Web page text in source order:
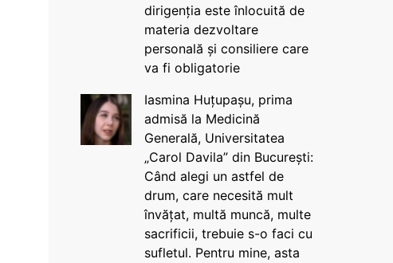
dirigenția este înlocuită de
materia dezvoltare
personală și consiliere care
va fi obligatorie
Iasmina Huțupașu, prima
admisă la Medicină
Generală, Universitatea
„Carol Davila” din București:
Când alegi un astfel de
drum, care necesită mult
învățat, multă muncă, multe
sacrificii, trebuie s-o faci cu
sufletul. Pentru mine, asta